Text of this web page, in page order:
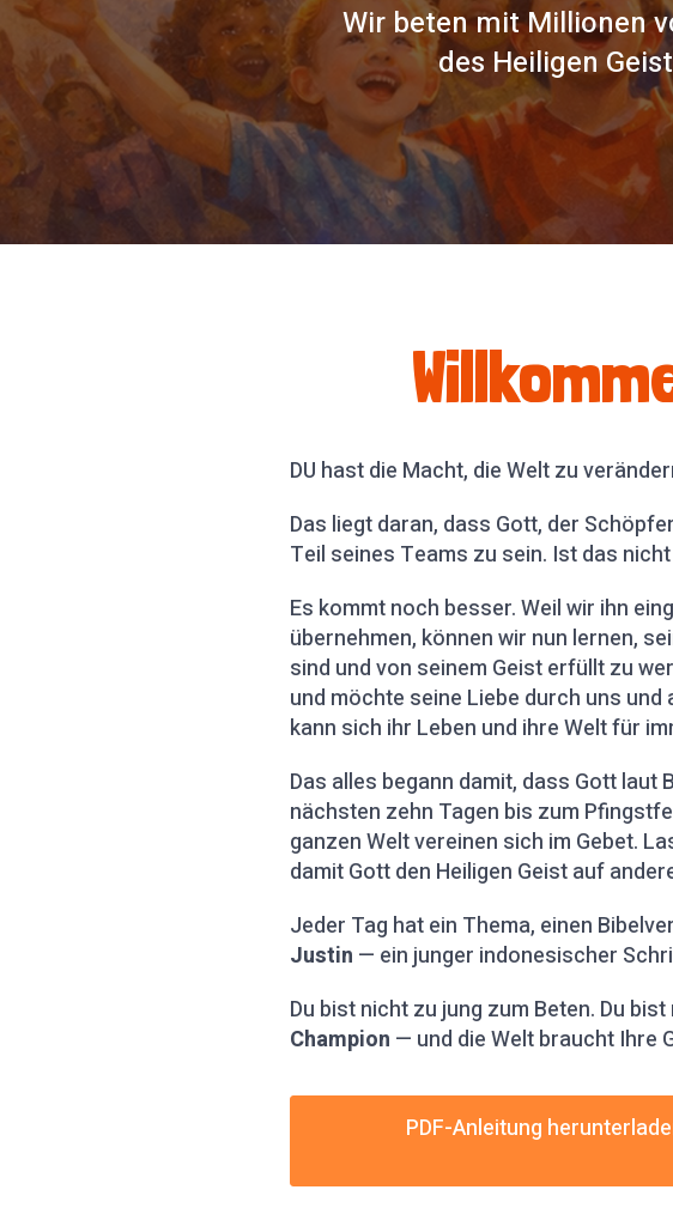
Wir beten mit Millionen
des Heiligen
DU hast die Macht, die Welt zu
Das liegt daran, dass Gott, der
Teil seines Teams zu sein. Ist das
Es kommt noch besser. Weil wir ihn
übernehmen, können wir nun lernen,
sind und von seinem Geist erfüllt zu
und möchte seine Liebe durch uns
kann sich ihr Leben und ihre Welt für
Das alles begann damit, dass Gott laut
nächsten zehn Tagen bis zum
ganzen Welt vereinen sich im Gebet.
damit Gott den Heiligen Geist auf
Jeder Tag hat ein Thema, einen
Justin — ein junger indonesischer
Du bist nicht zu jung zum Beten. Du
Champion — und die Welt braucht Ihre
PDF-Anleitung